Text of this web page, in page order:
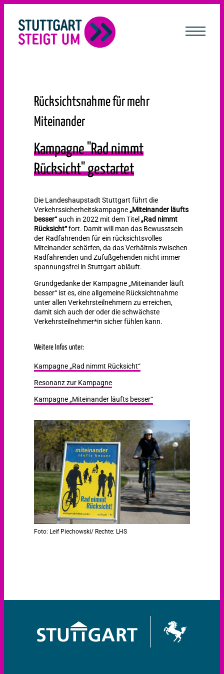
Rücksichtsnahme für mehr
Miteinander
Kampagne "Rad nimmt
Rücksicht" gestartet
Die Landeshaupstadt Stuttgart führt die
Verkehrssicherheitskampagne„Miteinander läufts
besser“auch in 2022 mit dem Titel„Rad nimmt
Rücksicht“fort. Damit will man das Bewusstsein
der Radfahrenden für ein rücksichtsvolles
Miteinander schärfen, da das Verhältnis zwischen
Radfahrenden und Zufußgehenden nicht immer
spannungsfrei in Stuttgart abläuft.
Grundgedanke der Kampagne „Miteinander läuft
besser“ ist es, eine allgemeine Rücksichtnahme
unter allen Verkehrsteilnehmern zu erreichen,
damit sich auch der oder die schwächste
Verkehrsteilnehmer*in sicher fühlen kann.
Weitere Infos unter:
Kampagne „Rad nimmt Rücksicht“
Resonanz zur Kampagne
Kampagne „Miteinander läufts besser“
Foto: Leif Piechowski/ Rechte: LHS